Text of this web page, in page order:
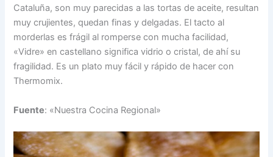
Cataluña, son muy parecidas a las tortas de aceite, resultan
muy crujientes, quedan finas y delgadas. El tacto al
morderlas es frágil al romperse con mucha facilidad,
«Vidre» en castellano significa vidrio o cristal, de ahí su
fragilidad. Es un plato muy fácil y rápido de hacer con
Thermomix.
Fuente: «Nuestra Cocina Regional»